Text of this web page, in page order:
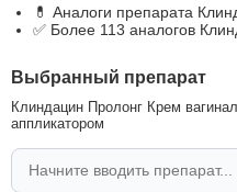
💊 Аналоги препарата
✅ Более 113 аналогов
Выбранный препарат
Клиндацин Пролонг Крем
аппликатором